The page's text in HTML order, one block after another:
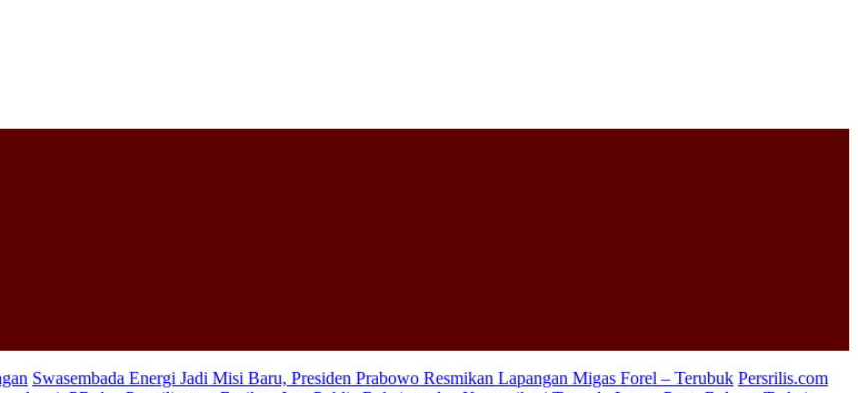
Swasembada Energi Jadi Misi Baru, Presiden Prabowo Resmikan Lapangan Migas Forel – Terubuk Persrilis.com